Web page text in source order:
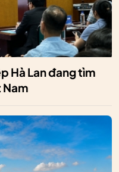
Hà Lan đang tìm
Nam